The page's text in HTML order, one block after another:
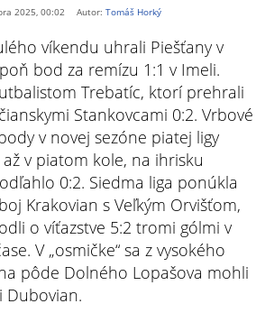
2025, 00:02 Autor: Tomáš Horký
víkendu uhrali Piešťany v
bod za remízu 1:1 v Imeli.
Trebatíc, ktorí prehrali
Stankovcami 0:2. Vrbové
v novej sezóne piatej ligy
v piatom kole, na ihrisku
0:2. Siedma liga ponúkla
Krakovian s Veľkým Orvišťom,
o víťazstve 5:2 tromi gólmi v
V „osmičke“ sa z vysokého
pôde Dolného Lopašova mohli
Dubovian.